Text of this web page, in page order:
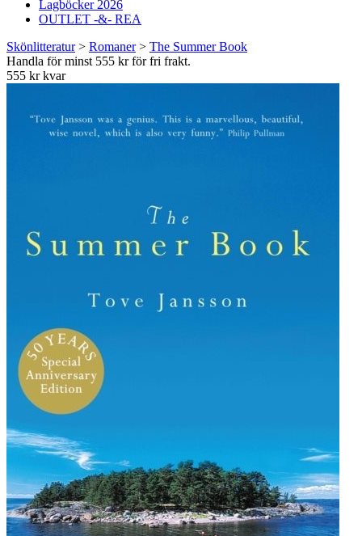
Lagböcker 2026
OUTLET -&- REA
Skönlitteratur> Romaner> The Summer Book
Handla för minst 555 kr för fri frakt.
555 kr kvar